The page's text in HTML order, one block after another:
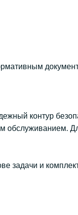
контур
задачи и